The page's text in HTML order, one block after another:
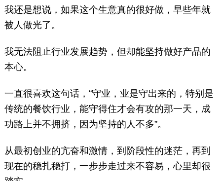
我还是想说，如果这个生意真的很好做，早些年就
被人做光了。
我无法阻止行业发展趋势，但却能坚持做好产品的
本心。
一直很喜欢这句话，“守业，业是守出来的，特别是
传统的餐饮行业，能守得住才会有攻的那一天，成
功路上并不拥挤，因为坚持的人不多”。
从最初创业的亢奋和激情，到阶段性的迷茫，再到
现在的稳扎稳打，一步步走过来不容易，心里却很